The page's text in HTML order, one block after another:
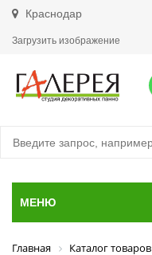
Краснодар
Загрузить изображение
МЕНЮ
Главная Каталог товаров